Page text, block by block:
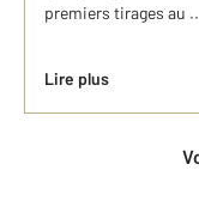
premiers tirages au
Lire plus